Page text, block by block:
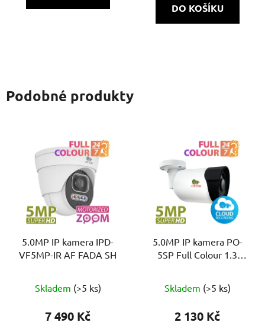
DO KOŠÍKU
Podobné produkty
5.0MP IP kamera IPD-
VF5MP-IR AF FADA SH
Skladem (>5 ks)
7 490 Kč
5.0MP IP kamera PO-
5SP Full Colour 1.3
Skladem (>5 ks)
2 130 Kč